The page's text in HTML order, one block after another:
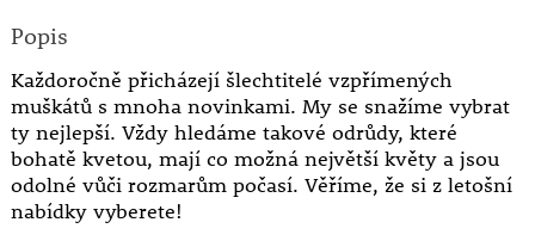
Popis
Každoročně přicházejí šlechtitelé vzpřímených
muškátů s mnoha novinkami. My se snažíme vybrat
ty nejlepší. Vždy hledáme takové odrůdy, které
bohatě kvetou, mají co možná největší květy a jsou
odolné vůči rozmarům počasí. Věříme, že si z letošní
nabídky vyberete!